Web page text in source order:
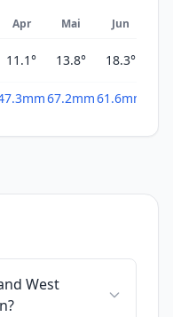
Apr Mai Jun
11.1° 13.8° 18.3°
67.2mm61.6mm
West